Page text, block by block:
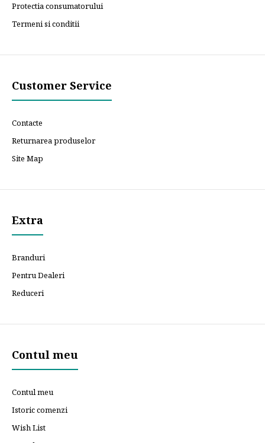
Protectia consumatorului
Termeni si conditii
Customer Service
Contacte
Returnarea produselor
Site Map
Extra
Branduri
Pentru Dealeri
Reduceri
Contul meu
Contul meu
Istoric comenzi
Wish List